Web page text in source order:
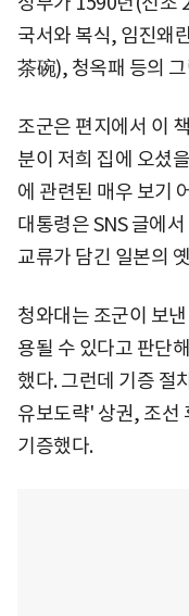
국서와 복식, 임진왜
茶碗), 청옥패 등의
조군은 편지에서 이
분이 저희 집에 오셨
에 관련된 매우 보기
대통령은 SNS 글에
교류가 담긴 일본의
청와대는 조군이 보
용될 수 있다고 판단
했다. 그런데 기증 절
유보도략' 상권, 조선
기증했다.